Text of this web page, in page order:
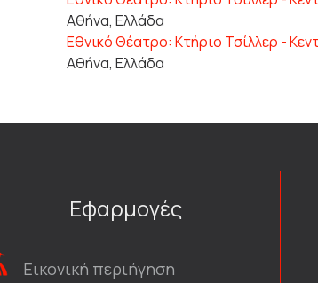
Αθήνα, Ελλάδα
Εθνικό Θέατρο: Κτήριο Τσίλλερ -
Αθήνα, Ελλάδα
Εφαρμογές
Εικονική περιήγηση